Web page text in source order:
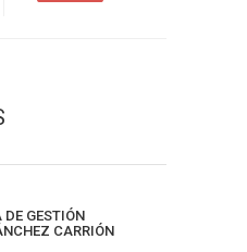
GESTIÓN
CARRIÓN